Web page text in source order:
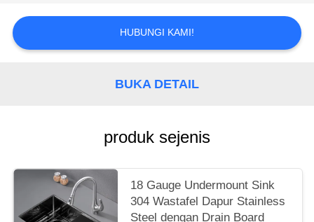
HUBUNGI KAMI!
BUKA DETAIL
produk sejenis
18 Gauge Undermount Sink
304 Wastafel Dapur Stainless
Steel dengan Drain Board